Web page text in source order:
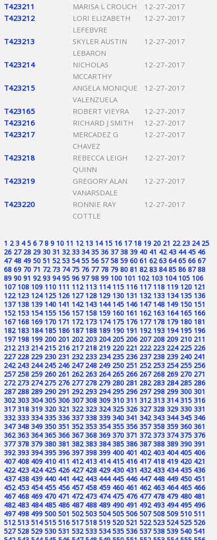
T423211
MARISA L CROUCH
12-27-2017
T423212
LORI ELIZABETH
LEFEBVRE
12-27-2017
T423213
SKYLER AUSTIN
LEBARON
12-27-2017
T423214
NICHOLAS
MCCARTHY
12-27-2017
T423215
ANGELA MONIQUE
VALENZUELA
12-27-2017
T423165 ROBERT VIEYRA
12-27-2017
T423216
RICHARD J SMITH
12-27-2017
T423217
MERCADEZ G
CHAVEZ
12-27-2017
T423218
REBECCA LEIGH
QUINN
12-27-2017
T423219
GREGORY ALAN
VANARSDALE
12-27-2017
T423220
RONNIE RAY
COTTLE
12-27-2017
1 2 3 4 5 6 7 8 9 10 11 12 13 14 15 16 17 18 19 20 21 22 23 24 25
26 27 28 29 30 31 32 33 34 35 36 37 38 39 40 41 42 43 44 45 46
47 48 49 50 51 52 53 54 55 56 57 58 59 60 61 62 63 64 65 66 67
68 69 70 71 72 73 74 75 76 77 78 79 80 81 82 83 84 85 86 87 88
89 90 91 92 93 94 95 96 97 98 99 100 101 102 103 104 105 106
107 108 109 110 111 112 113 114 115 116 117 118 119 120 121
122 123 124 125 126 127 128 129 130 131 132 133 134 135 136
137 138 139 140 141 142 143 144 145 146 147 148 149 150 151
152 153 154 155 156 157 158 159 160 161 162 163 164 165 166
167 168 169 170 171 172 173 174 175 176 177 178 179 180 181
182 183 184 185 186 187 188 189 190 191 192 193 194 195 196
197 198 199 200 201 202 203 204 205 206 207 208 209 210 211
212 213 214 215 216 217 218 219 220 221 222 223 224 225 226
227 228 229 230 231 232 233 234 235 236 237 238 239 240 241
242 243 244 245 246 247 248 249 250 251 252 253 254 255 256
257 258 259 260 261 262 263 264 265 266 267 268 269 270 271
272 273 274 275 276 277 278 279 280 281 282 283 284 285 286
287 288 289 290 291 292 293 294 295 296 297 298 299 300 301
302 303 304 305 306 307 308 309 310 311 312 313 314 315 316
317 318 319 320 321 322 323 324 325 326 327 328 329 330 331
332 333 334 335 336 337 338 339 340 341 342 343 344 345 346
347 348 349 350 351 352 353 354 355 356 357 358 359 360 361
362 363 364 365 366 367 368 369 370 371 372 373 374 375 376
377 378 379 380 381 382 383 384 385 386 387 388 389 390 391
392 393 394 395 396 397 398 399 400 401 402 403 404 405 406
407 408 409 410 411 412 413 414 415 416 417 418 419 420 421
422 423 424 425 426 427 428 429 430 431 432 433 434 435 436
437 438 439 440 441 442 443 444 445 446 447 448 449 450 451
452 453 454 455 456 457 458 459 460 461 462 463 464 465 466
467 468 469 470 471 472 473 474 475 476 477 478 479 480 481
482 483 484 485 486 487 488 489 490 491 492 493 494 495 496
497 498 499 500 501 502 503 504 505 506 507 508 509 510 511
512 513 514 515 516 517 518 519 520 521 522 523 524 525 526
527 528 529 530 531 532 533 534 535 536 537 538 539 540 541